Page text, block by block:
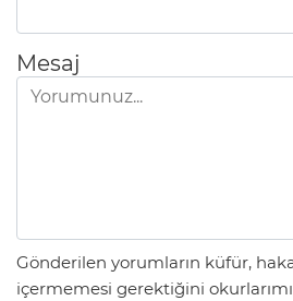
Mesaj
Gönderilen yorumların küfür,
içermemesi gerektiğini